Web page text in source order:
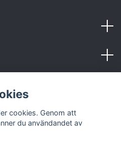
cookies. Genom att
du användandet av